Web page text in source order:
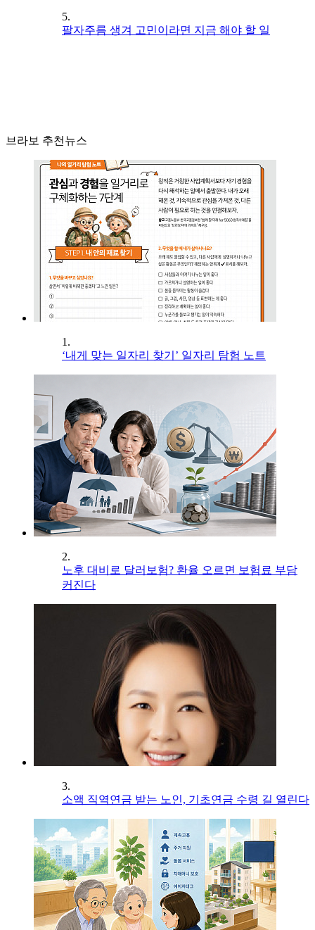
5.
팔자주름 생겨 고민이라면 지금 해야 할 일
브라보 추천뉴스
1.
‘내게 맞는 일자리 찾기’ 일자리 탐험 노트
2.
노후 대비로 달러보험? 환율 오르면 보험료 부담
커진다
3.
소액 직역연금 받는 노인, 기초연금 수령 길 열린다